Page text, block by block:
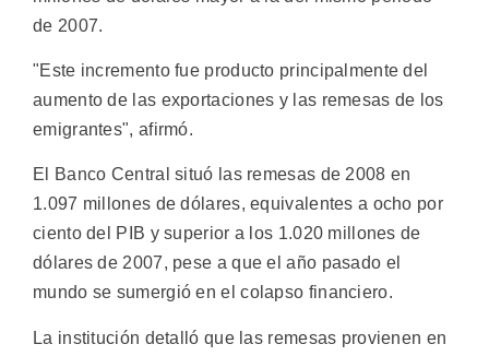
de 2007.
"Este incremento fue producto principalmente del
aumento de las exportaciones y las remesas de los
emigrantes", afirmó.
El Banco Central situó las remesas de 2008 en
1.097 millones de dólares, equivalentes a ocho por
ciento del PIB y superior a los 1.020 millones de
dólares de 2007, pese a que el año pasado el
mundo se sumergió en el colapso financiero.
La institución detalló que las remesas provienen en